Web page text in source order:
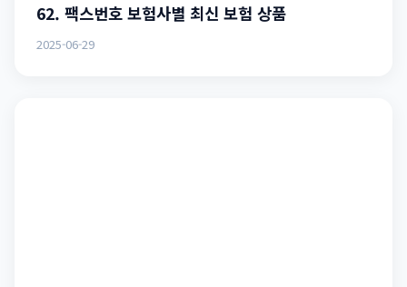
62. 팩스번호 보험사별 최신 보험 상품
2025-06-29